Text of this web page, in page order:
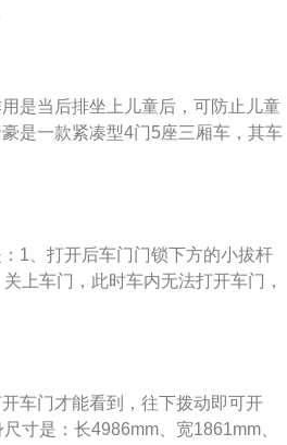
4589mm、宽1860mm、高1660m
大马力是150ps，最大扭矩是250n
合变速箱。
是当后排坐上儿童后，可防止儿童
是一款紧凑型4门5座三厢车，其车
，轴距为2650mm。帝豪搭载了
弗逊式独立悬架，后悬架使用了扭
1、打开后车门门锁下方的小拔杆
上车门，此时车内无法打开车门，
位上有儿童时，可防止儿童在行车
中才能转动旋钮开关进行上锁及解
车门才能看到，往下拨动即可开
寸是：长4986mm、宽1861mm、